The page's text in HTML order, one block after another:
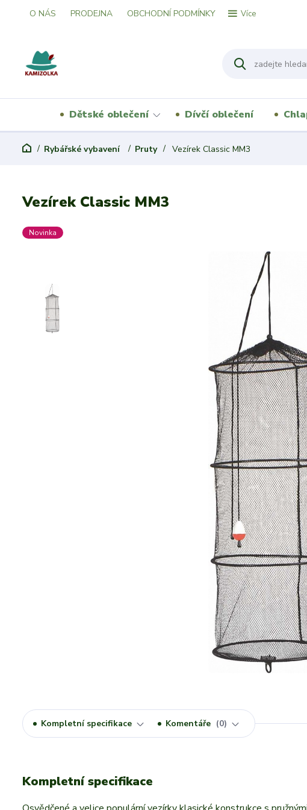
O NÁS PRODEJNA OBCHODNÍ PODMÍNKY Více
Dětské oblečení Dívčí oblečení
Rybářské vybavení Pruty Vezírek Classic MM3
Vezírek Classic MM3
Novinka
Kompletní specifikace Komentáře 0
Kompletní specifikace